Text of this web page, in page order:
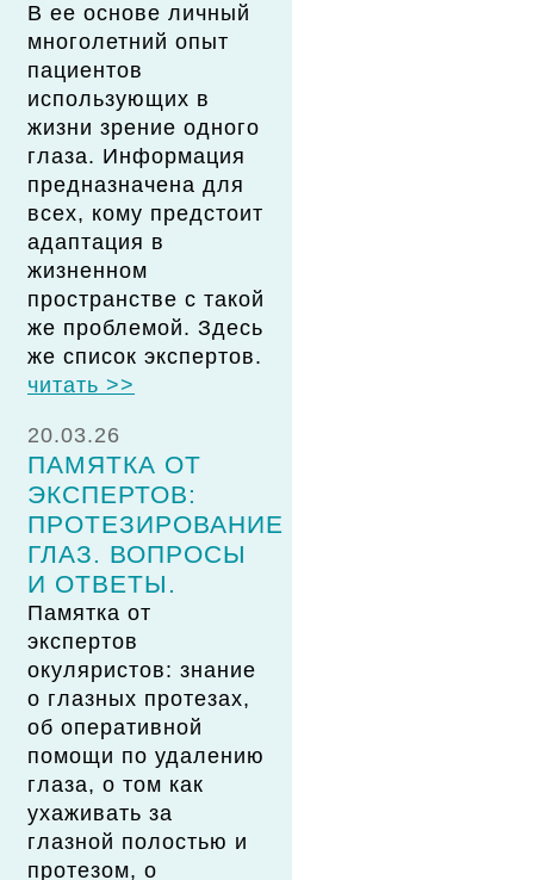
В ее основе личный
многолетний опыт
пациентов
использующих в
жизни зрение одного
глаза. Информация
предназначена для
всех, кому предстоит
адаптация в
жизненном
пространстве с такой
же проблемой. Здесь
же список экспертов.
читать >>
20.03.26
ПАМЯТКА ОТ
ЭКСПЕРТОВ:
ПРОТЕЗИРОВАНИЕ
ГЛАЗ. ВОПРОСЫ
И ОТВЕТЫ.
Памятка от
экспертов
окуляристов: знание
о глазных протезах,
об оперативной
помощи по удалению
глаза, о том как
ухаживать за
глазной полостью и
протезом, о